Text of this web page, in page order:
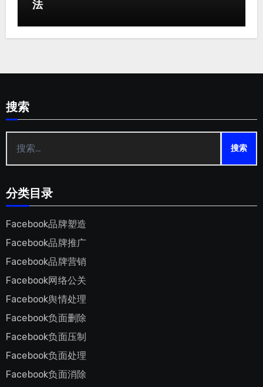
法
搜索
索：
分类目录
Facebook品牌塑造
Facebook品牌推广
Facebook品牌营销
Facebook网络公关
Facebook舆情处理
Facebook负面删除
Facebook负面压制
Facebook负面处理
Facebook负面消除